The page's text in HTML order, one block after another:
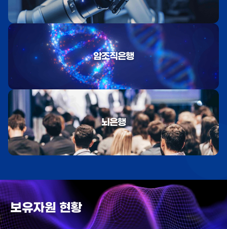
암조직은행
뇌은행
보유자원 현황